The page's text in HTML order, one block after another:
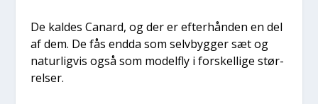
De kal­des Canard, og der er efter­hån­den en del
af dem. De fås end­da som selv­byg­ger sæt og
natur­lig­vis også som model­fly i for­skel­li­ge stør­
rel­ser.